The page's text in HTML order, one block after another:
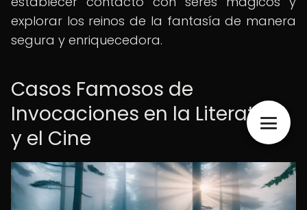
explorar los reinos de la fantasía de manera
segura y enriquecedora.
Casos Famosos de
Invocaciones en la Literatura
y el Cine